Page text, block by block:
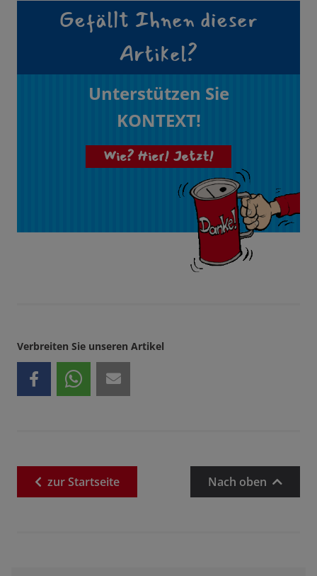
Gefällt Ihnen dieser
Artikel?
Unterstützen Sie
KONTEXT!
Wie? Hier! Jetzt!
Verbreiten Sie unseren Artikel
zurStartseite Nach oben